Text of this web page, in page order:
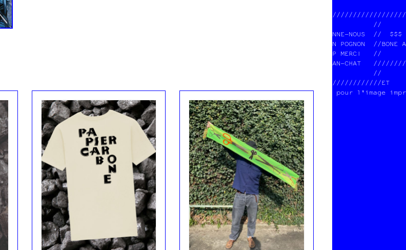
NNE-NOUS  //
N POGNON  //BONE
P MERCI
AN-CHAT
////////////
pour l'image